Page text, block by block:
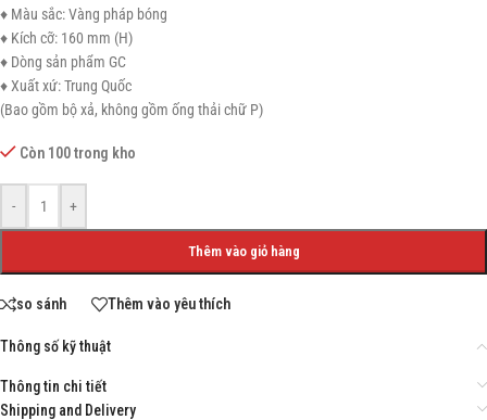
♦ Màu sắc: Vàng pháp bóng
♦ Kích cỡ: 160 mm (H)
♦ Dòng sản phẩm GC
♦ Xuất xứ: Trung Quốc
(Bao gồm bộ xả, không gồm ống thải chữ P)
Còn 100 trong kho
- +
Thêm vào giỏ hàng
so sánh Thêm vào yêu thích
Thông số kỹ thuật
Thông tin chi tiết
Shipping and Delivery